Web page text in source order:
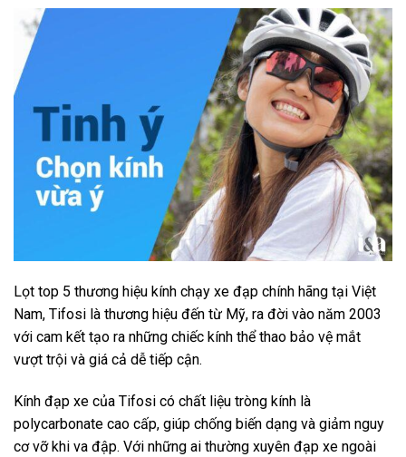
Lọt top 5 thương hiệu kính chạy xe đạp chính hãng tại Việt
Nam, Tifosi là thương hiệu đến từ Mỹ, ra đời vào năm 2003
với cam kết tạo ra những chiếc kính thể thao bảo vệ mắt
vượt trội và giá cả dễ tiếp cận.
Kính đạp xe của Tifosi có chất liệu tròng kính là
polycarbonate cao cấp, giúp chống biến dạng và giảm nguy
cơ vỡ khi va đập. Với những ai thường xuyên đạp xe ngoài